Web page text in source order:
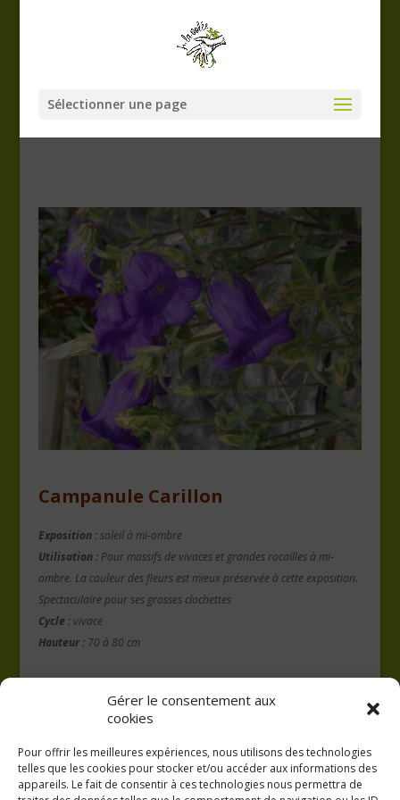
Gérer le consentement aux
cookies
Pour offrir les meilleures expériences, nous utilisons des technologies
telles que les cookies pour stocker et/ou accéder aux informations des
appareils. Le fait de consentir à ces technologies nous permettra de
Sélectionner une page
Campanule Carillon
Exposition :soleil à mi-ombre
Utilisation :Pour massifs de vivaces et grandes rocailles à mi-
ombre. La couleur des fleurs est mieux préservée à cette exposition.
Spectaculaire pour ses grosses clochettes
Cycle :vivace
Hauteur :70 à 80 cm